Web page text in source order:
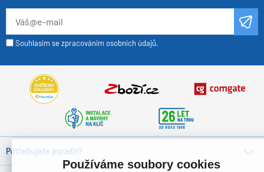
Souhlasím se zpracováním osobních údajů.
Potřebujete poradit?
Používáme soubory cookies